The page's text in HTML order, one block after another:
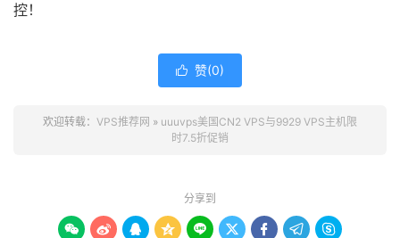
控！
 赞(0)
欢迎转载： VPS推荐网 » uuuvps美国CN2 VPS与9929 VPS主机限
时7.5折促销
分享到
        